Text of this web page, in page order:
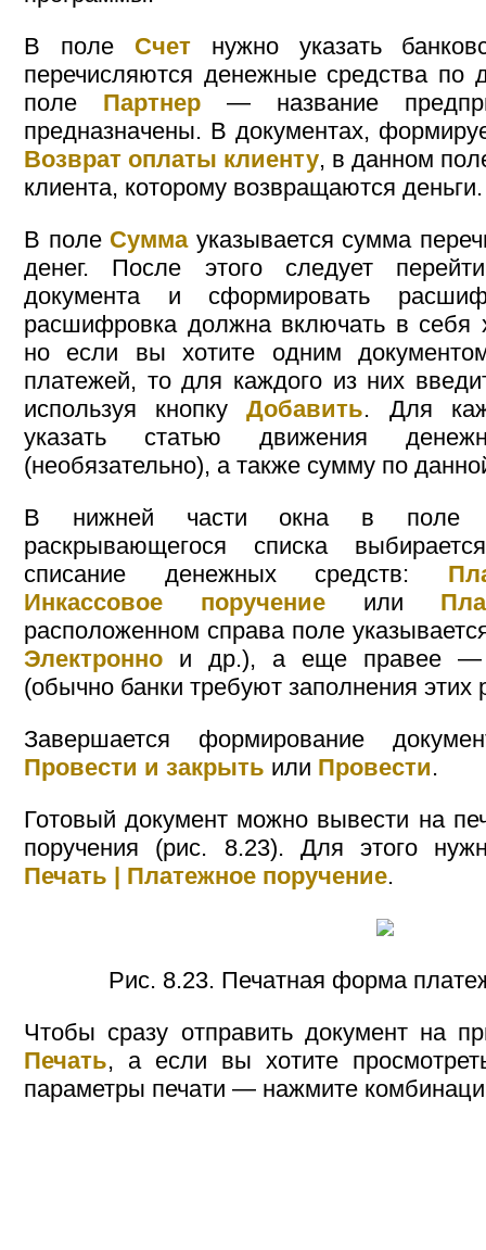
В поле Счетнужно указать
перечисляются денежные средства по
поле Партнер — название
предназначены. В документах,
Возврат оплаты клиенту, в данном
клиента, которому возвращаются деньги.
В поле Суммауказывается сумма
денег. После этого следует
документа и сформировать
расшифровка должна включать в себя
но если вы хотите одним
платежей, то для каждого из них
используя кнопкуДобавить. Для
указать статью движения
(необязательно), а также сумму по
В нижней части окна в
раскрывающегося списка
списание денежных средств:
Инкассовое поручениеили
расположенном справа поле
Электронно и др.), а еще правее —
(обычно банки требуют заполнения этих
Завершается формирование
Провести и закрыть или Провести.
Готовый документ можно вывести на
поручения (рис. 8.23). Для этого
Печать | Платежное поручение.
Рис. 8.23. Печатная форма
Чтобы сразу отправить документ на
Печать, а если вы хотите
параметры печати — нажмите